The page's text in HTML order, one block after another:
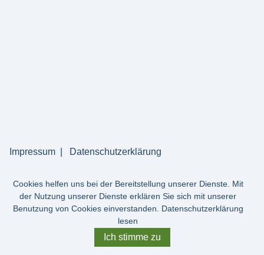
Impressum Datenschutzerklärung
Cookies helfen uns bei der Bereitstellung unserer Dienste. Mit
der Nutzung unserer Dienste erklären Sie sich mit unserer
Benutzung von Cookies einverstanden. Datenschutzerklärung
lesen
Ich stimme zu